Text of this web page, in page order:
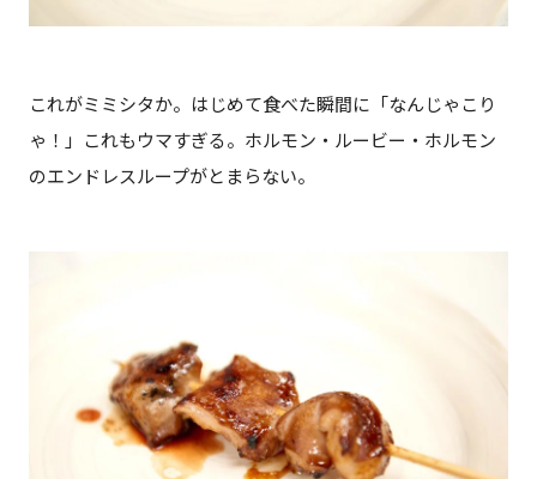
これがミミシタか。はじめて食べた瞬間に「なんじゃこり
ゃ！」これもウマすぎる。ホルモン・ルービー・ホルモン
のエンドレスループがとまらない。